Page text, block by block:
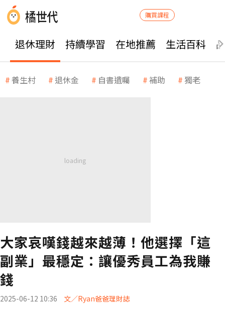
購買課程
退休理財 持續學習 在地推薦 生活百科
養生村 退休金 自書遺囑 補助 獨老
大家哀嘆錢越來越薄！他選擇「這
副業」最穩定：讓優秀員工為我賺
錢
2025-06-12 10:36 文／Ryan爸爸理財誌